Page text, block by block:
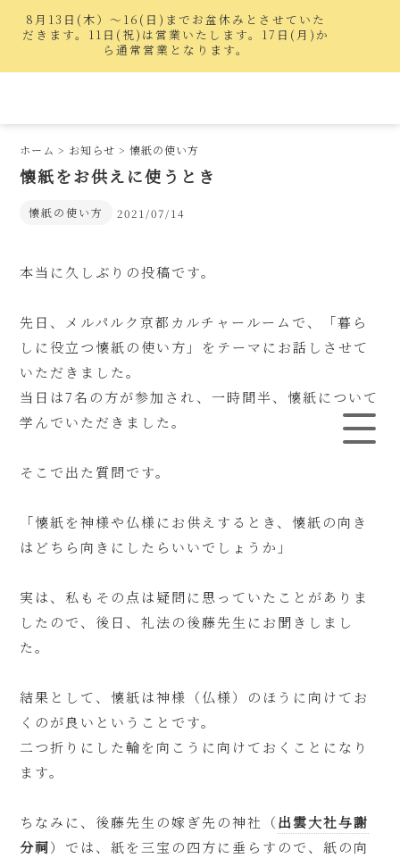
8月13日(木）〜16(日)までお盆休みとさせていた
だきます。11日(祝)は営業いたします。17日(月)か
ら通常営業となります。
ホーム > お知らせ >懐紙の使い方
懐紙をお供えに使うとき
懐紙の使い方 2021/07/14
本当に久しぶりの投稿です。
先日、メルパルク京都カルチャールームで、「暮ら
しに役立つ懐紙の使い方」をテーマにお話しさせて
いただきました。
当日は7名の方が参加され、一時間半、懐紙について
学んでいただきました。
そこで出た質問です。
「懐紙を神様や仏様にお供えするとき、懐紙の向き
はどちら向きにしたらいいでしょうか」
実は、私もその点は疑問に思っていたことがありま
したので、後日、礼法の後藤先生にお聞きしまし
た。
結果として、懐紙は神様（仏様）のほうに向けてお
くのが良いということです。
二つ折りにした輪を向こうに向けておくことになり
ます。
ちなみに、後藤先生の嫁ぎ先の神社（出雲大社与謝
分祠）では、紙を三宝の四方に垂らすので、紙の向